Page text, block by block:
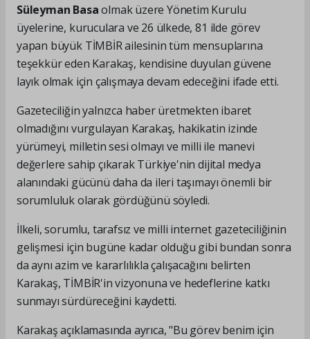
Süleyman Basaolmak üzere Yönetim Kurulu
üyelerine, kuruculara ve 26 ülkede, 81 ilde görev
yapan büyük TİMBİR ailesinin tüm mensuplarına
teşekkür eden Karakaş, kendisine duyulan güvene
layık olmak için çalışmaya devam edeceğini ifade etti.
Gazeteciliğin yalnızca haber üretmekten ibaret
olmadığını vurgulayan Karakaş, hakikatin izinde
yürümeyi, milletin sesi olmayı ve milli ile manevi
değerlere sahip çıkarak Türkiye'nin dijital medya
alanındaki gücünü daha da ileri taşımayı önemli bir
sorumluluk olarak gördüğünü söyledi.
İlkeli, sorumlu, tarafsız ve milli internet gazeteciliğinin
gelişmesi için bugüne kadar olduğu gibi bundan sonra
da aynı azim ve kararlılıkla çalışacağını belirten
Karakaş, TİMBİR'in vizyonuna ve hedeflerine katkı
sunmayı sürdüreceğini kaydetti.
Karakaş açıklamasında ayrıca, "Bu görev benim için